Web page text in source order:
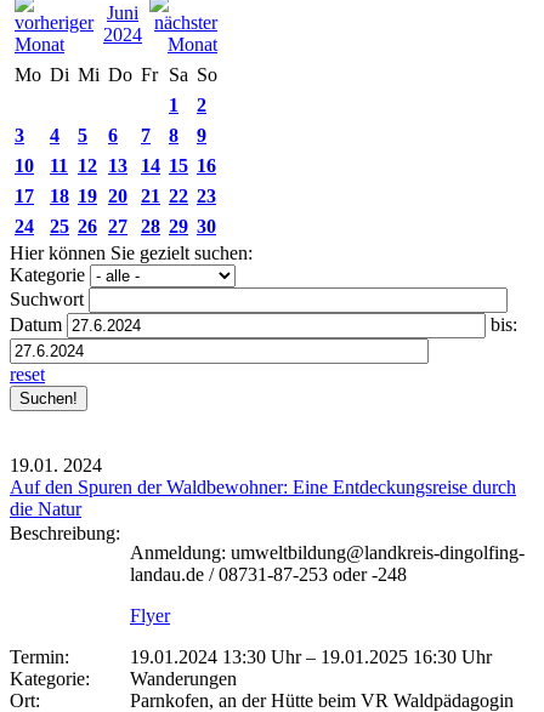
Juni
2024
Mo Di Mi Do Fr Sa So
1
2
3
4 5 6 7 8
9
10
11 12 13 14 15 16
17
18 19 20 21 22 23
24
25 26 27 28 29 30
Hier können Sie gezielt suchen:
Kategorie
Suchwort
Datum
bis:
reset
19.01. 2024
Auf den Spuren der Waldbewohner: Eine Entdeckungsreise durch
die Natur
Beschreibung:
Anmeldung: umweltbildung@landkreis-dingolfing-
landau.de / 08731-87-253 oder -248
Flyer
Termin:
19.01.2024 13:30 Uhr– 19.01.2025 16:30 Uhr
Kategorie:
Wanderungen
Ort:
Parnkofen, an der Hütte beim VR Waldpädagogin